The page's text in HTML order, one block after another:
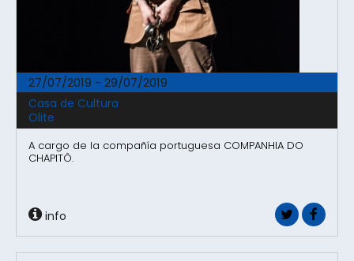
27/07/2019 - 29/07/2019
Casa de Cultura
Olite
A cargo de la compañía portuguesa COMPANHIA DO
CHAPITÔ.
info